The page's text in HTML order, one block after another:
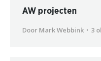
AW projecten
Door Mark Webbink 3